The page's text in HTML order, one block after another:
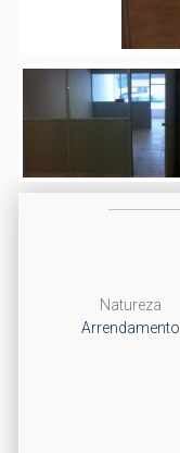
Natureza
Arrendamento